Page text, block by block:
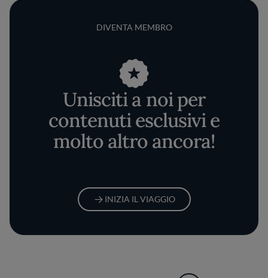
DIVENTA MEMBRO
Unisciti a noi per
contenuti esclusivi e
molto altro ancora!
INIZIA IL VIAGGIO